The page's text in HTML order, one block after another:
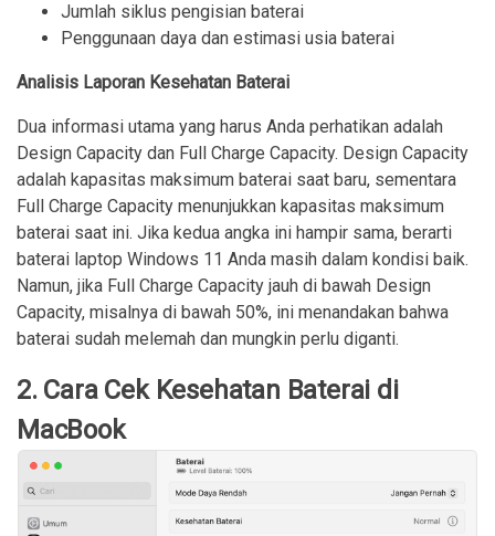
Jumlah siklus pengisian baterai
Penggunaan daya dan estimasi usia baterai
Analisis Laporan Kesehatan Baterai
Dua informasi utama yang harus Anda perhatikan adalah
Design Capacity dan Full Charge Capacity. Design Capacity
adalah kapasitas maksimum baterai saat baru, sementara
Full Charge Capacity menunjukkan kapasitas maksimum
baterai saat ini. Jika kedua angka ini hampir sama, berarti
baterai laptop Windows 11 Anda masih dalam kondisi baik.
Namun, jika Full Charge Capacity jauh di bawah Design
Capacity, misalnya di bawah 50%, ini menandakan bahwa
baterai sudah melemah dan mungkin perlu diganti.
2. Cara Cek Kesehatan Baterai di
MacBook